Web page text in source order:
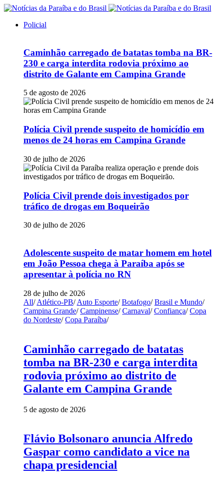
Policial
Caminhão carregado de batatas tomba na BR-
230 e carga interdita rodovia próximo ao
distrito de Galante em Campina Grande
5 de agosto de 2026
Polícia Civil prende suspeito de homicídio em
menos de 24 horas em Campina Grande
30 de julho de 2026
Polícia Civil prende dois investigados por
tráfico de drogas em Boqueirão
30 de julho de 2026
Adolescente suspeito de matar homem em hotel
em João Pessoa chega à Paraíba após se
apresentar à polícia no RN
28 de julho de 2026
All/ Atlético-PB/ Auto Esporte/ Botafogo/ Brasil e Mundo/
Campina Grande/ Campinense/ Carnaval/ Confiança/ Copa
do Nordeste/ Copa Paraíba/
Caminhão carregado de batatas
tomba na BR-230 e carga interdita
rodovia próximo ao distrito de
Galante em Campina Grande
5 de agosto de 2026
Flávio Bolsonaro anuncia Alfredo
Gaspar como candidato a vice na
chapa presidencial